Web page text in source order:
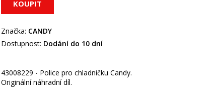
Značka: CANDY
Dostupnost: Dodání do 10 dní
43008229 - Police pro chladničku Candy.
Originální náhradní díl.